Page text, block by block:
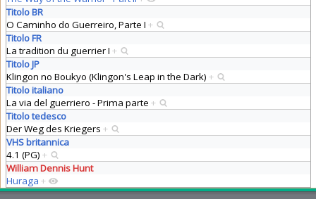
Titolo BR
O Caminho do Guerreiro, Parte I +
Titolo FR
La tradition du guerrier I +
Titolo JP
Klingon no Boukyo (Klingon's Leap in the Dark) +
Titolo italiano
La via del guerriero - Prima parte +
Titolo tedesco
Der Weg des Kriegers +
VHS britannica
4.1 (PG) +
William Dennis Hunt
Huraga +